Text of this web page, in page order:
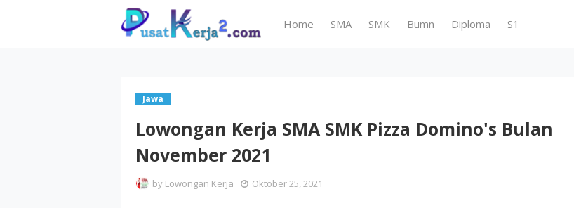
Home SMA SMK Bumn Diploma S1
Jawa
Lowongan Kerja SMA SMK Pizza Domino's Bulan
November 2021
by Lowongan Kerja Oktober 25, 2021